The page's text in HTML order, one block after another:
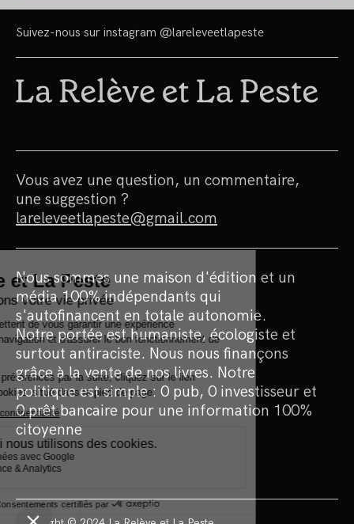
Suivez-nous sur instagram @lareleveetlapeste
Vous avez une question, un commentaire,
une suggestion ?
lareleveetlapeste@gmail.com
Nous sommes une maison d'édition et un
média 100% indépendants qui
s'autofinancent en totale autonomie.
Notre portée est humaniste, écologiste et
surtout antiraciste. Nous nous finançons
grâce à la vente de nos livres. Notre
politique est simple : 0 pub, 0 investisseur et
0 prêt bancaire pour une information 100%
citoyenne